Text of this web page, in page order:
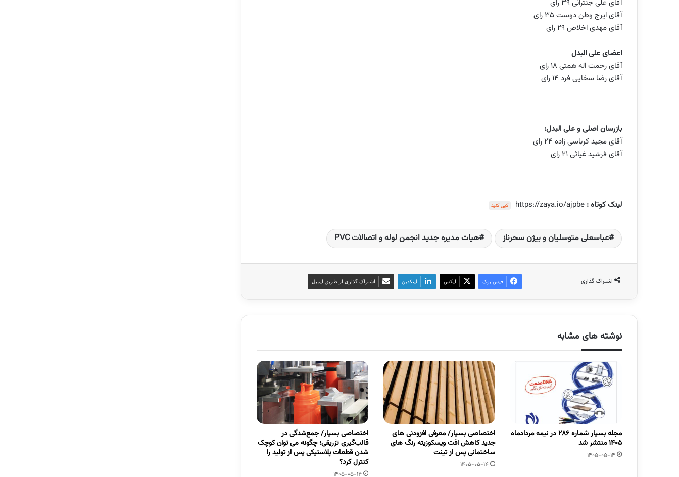
آقای علی جنترانی ۳۹ رای
آقای ایرج وطن دوست ۳۵ رای
آقای مهدی اخلاص ۲۹ رای
اعضای علی البدل
آقای رحمت اله همتی ۱۸ رای
آقای رضا سخایی فرد ۱۴ رای
بازرسان اصلی و علی البدل:
آقای مجید کرباسی زاده ۲۴ رای
آقای فرشید غیاثی ۲۱ رای
لینک کوتاه : https://zaya.io/ajpbe کپی کنید
عباسعلی متوسلیان و بیژن سحرناز هیات مدیره جدید انجمن لوله و اتصالات PVC
اشتراک گذاری فیس بوک ایکس لینکدین اشتراک گذاری از طریق ایمیل
نوشته های مشابه
مجله بسپار شماره 286 در نیمه مردادماه
1405 منتشر شد
1405-05-14
اختصاصی بسپار/ معرفی افزودنی های
جدید کاهش افت ویسکوزیته رنگ های
ساختمانی پس از تینت
1405-05-14
اختصاصی بسپار/ جمع‌شدگی در
قالب‌گیری تزریقی؛ چگونه می توان کوچک
شدن قطعات پلاستیکی پس از تولید را
کنترل کرد؟
1405-05-14